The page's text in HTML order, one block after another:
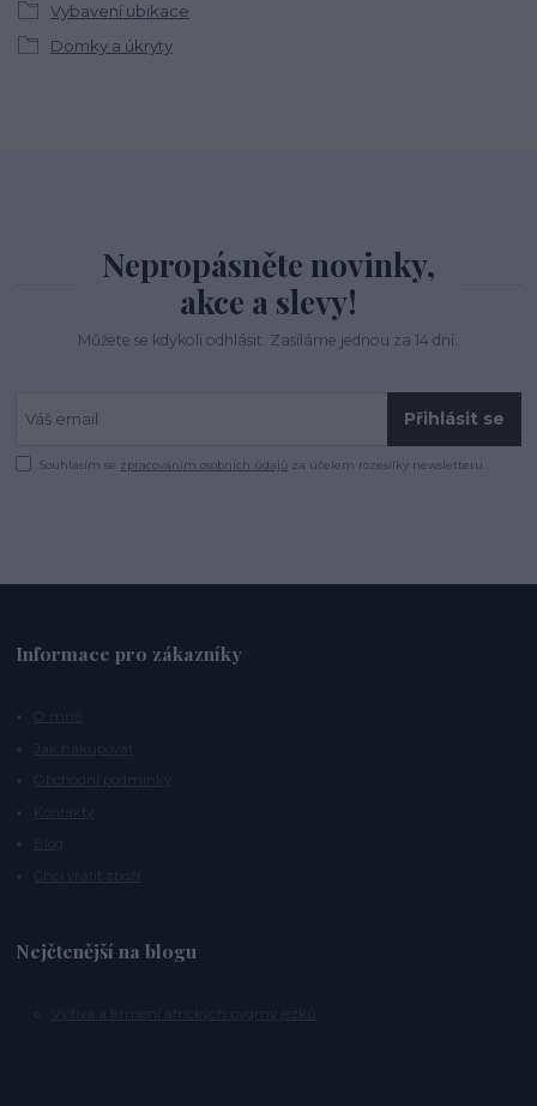
Vybavení ubikace
Domky a úkryty
Nepropásněte novinky,
akce a slevy!
Můžete se kdykoli odhlásit. Zasíláme jednou za 14 dní.
Přihlásit se
Souhlasím se zpracováním osobních údajů za účelem rozesílky newsletteru.
Informace pro zákazníky
Nejčtenější na blogu